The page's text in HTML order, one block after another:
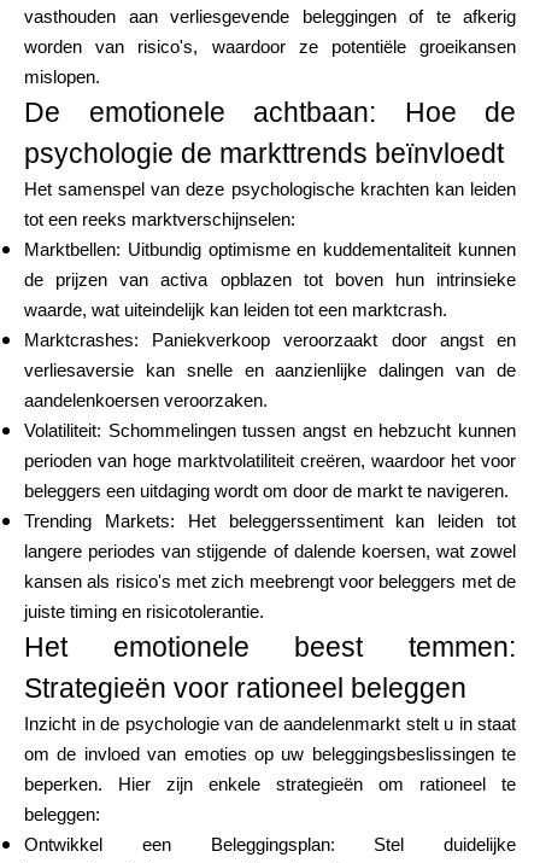
vasthouden aan verliesgevende beleggingen of te afkerig
worden van risico's, waardoor ze potentiële groeikansen
mislopen.
De emotionele achtbaan: Hoe de
psychologie de markttrends beïnvloedt
Het samenspel van deze psychologische krachten kan leiden
tot een reeks marktverschijnselen:
Marktbellen: Uitbundig optimisme en kuddementaliteit kunnen
de prijzen van activa opblazen tot boven hun intrinsieke
waarde, wat uiteindelijk kan leiden tot een marktcrash.
Marktcrashes: Paniekverkoop veroorzaakt door angst en
verliesaversie kan snelle en aanzienlijke dalingen van de
aandelenkoersen veroorzaken.
Volatiliteit: Schommelingen tussen angst en hebzucht kunnen
perioden van hoge marktvolatiliteit creëren, waardoor het voor
beleggers een uitdaging wordt om door de markt te navigeren.
Trending Markets: Het beleggerssentiment kan leiden tot
langere periodes van stijgende of dalende koersen, wat zowel
kansen als risico's met zich meebrengt voor beleggers met de
juiste timing en risicotolerantie.
Het emotionele beest temmen:
Strategieën voor rationeel beleggen
Inzicht in de psychologie van de aandelenmarkt stelt u in staat
om de invloed van emoties op uw beleggingsbeslissingen te
beperken. Hier zijn enkele strategieën om rationeel te
beleggen:
Ontwikkel een Beleggingsplan: Stel duidelijke